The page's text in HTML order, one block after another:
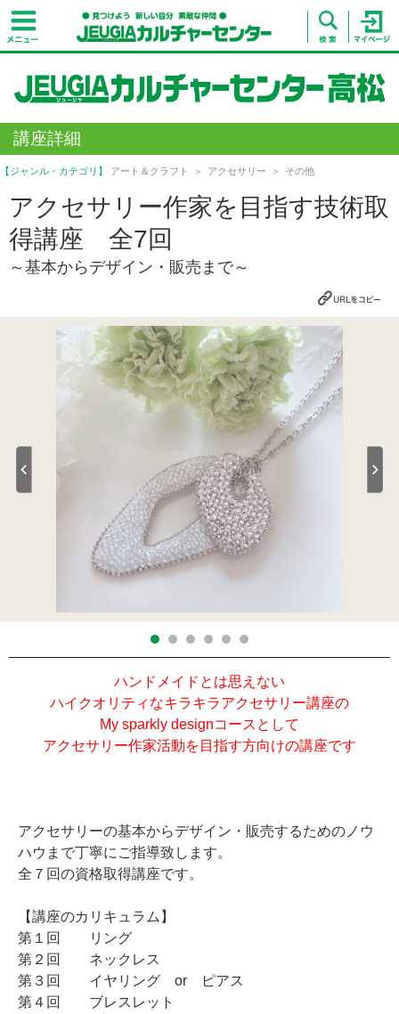
講座詳細
【ジャンル・カテゴリ】 アート＆クラフト アクセサリー その他
アクセサリー作家を目指す技術取
得講座 全7回
～基本からデザイン・販売まで～
ハンドメイドとは思えない
ハイクオリティなキラキラアクセサリー講座の
My sparkly designコースとして
アクセサリー作家活動を目指す方向けの講座です
アクセサリーの基本からデザイン・販売するためのノウ
ハウまで丁寧にご指導致します。
全７回の資格取得講座です。
【講座のカリキュラム】
第１回 リング
第２回 ネックレス
第３回 イヤリング or ピアス
第４回 ブレスレット